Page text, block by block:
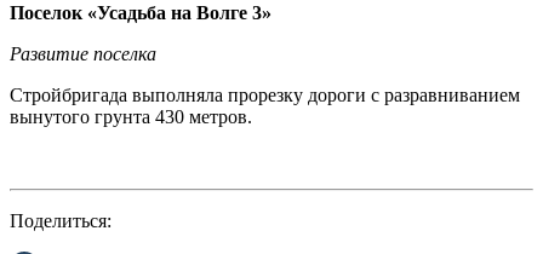
Поселок «Усадьба на Волге 3»
Развитие поселка
Стройбригада выполняла прорезку дороги с разравниванием
вынутого грунта 430 метров.
Поделиться: